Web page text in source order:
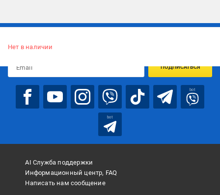
Нет в наличии
ПОДПИСАТЬСЯ
bot
bot
AI Служба поддержки
Информационный центр, FAQ
Написать нам сообщение